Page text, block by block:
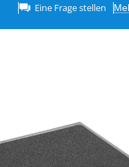
Eine Frage stellen